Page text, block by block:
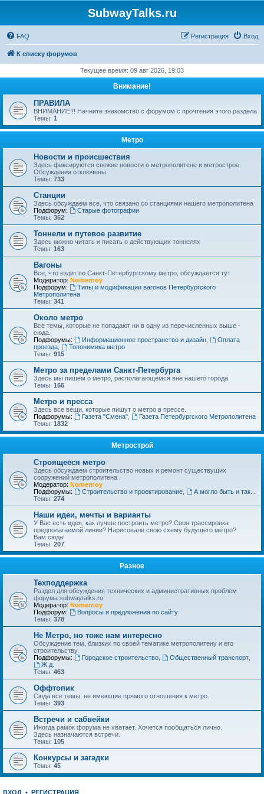
SubwayTalks.ru
FAQ Вход
Регистрация
К списку форумов
Текущее время: 09 авг 2026, 19:03
Внимание!
ПРАВИЛА
ВНИМАНИЕ!!! Начните знакомство с форумом с прочтения этого раздела
Темы: 1
Метро
Новости и происшествия
Здесь фиксируются свежие новости о метрополитене и метрострое.
Обсуждения отключены.
Темы: 733
Станции
Здесь обсуждаем все, что связано со станциями нашего метрополитена
Подфорум:
Старые фотографии
Темы: 362
Тоннели и путевое развитие
Здесь можно читать и писать о действующих тоннелях
Темы: 163
Вагоны
Все, что ездит по Санкт-Петербургскому метро, обсуждается тут
Модератор: Nomernoy
Подфорум:
Типы и модификации вагонов Петербургского
Метрополитена
Темы: 341
Около метро
Все темы, которые не попадают ни в одну из перечисленных выше -
сюда.
Подфорумы:
Информационное пространство и дизайн,
Оплата
проезда
Топонимика метро
Темы: 915
Метро за пределами Санкт-Петербурга
Здесь мы пишем о метро, располагающемся вне нашего города
Темы: 166
Метро и пресса
Здесь все вещи, которые пишут о метро в прессе.
Подфорумы:
Газета "Смена",
Газета Петербургского Метрополитена
Темы: 1832
Метрострой
Строящееся метро
Здесь обсуждаем строительство новых и ремонт существущих
сооружений метрополитена .
Модератор: Nomernoy
Подфорумы:
Строительство и проектирование,
А могло быть и так...
Темы: 274
Наши идеи, мечты и варианты
У Вас есть идея, как лучше построить метро? Своя трассировка
предполагаемой линии? Нарисовали свою схему будущего метро?
Вам сюда!
Темы: 207
Разное
Техподдержка
Раздел для обсуждения технических и административных проблем
форума subwaytalks.ru
Модератор: Nomernoy
Подфорум:
Вопросы и предложения по сайту
Темы: 378
Не Метро, но тоже нам интересно
Обсуждение тем, близких по своей тематике метрополитену и его
строительству.
Подфорумы:
Городское строительство, Общественный транспорт,
Ж.д.
Темы: 463
Оффтопик
Сюда все темы, не имеющие прямого отношения к метро.
Темы: 393
Встречи и сабвейки
Иногда рамок форума не хватает. Хочется пообщаться лично.
Здесь назначаются встречи.
Темы: 105
Конкурсы и загадки
Темы: 45
ВХОД • РЕГИСТРАЦИЯ